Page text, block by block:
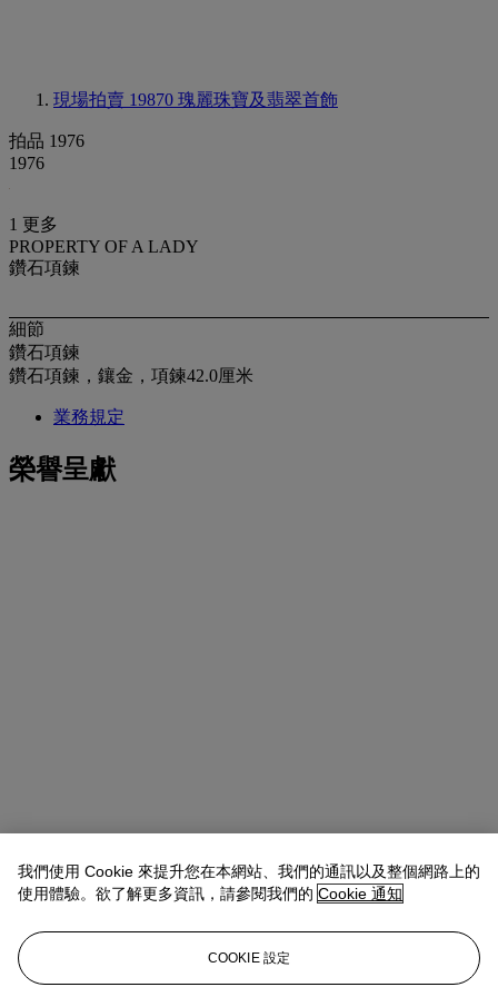
現場拍賣 19870 瑰麗珠寶及翡翠首飾
拍品 1976
1976
1 更多
PROPERTY OF A LADY
鑽石項鍊
細節
鑽石項鍊
鑽石項鍊，鑲金，項鍊42.0厘米
業務規定
榮譽呈獻
我們使用 Cookie 來提升您在本網站、我們的通訊以及整個網路上的
使用體驗。欲了解更多資訊，請參閱我們的 Cookie 通知
COOKIE 設定